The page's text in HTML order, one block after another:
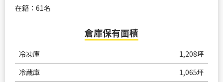
在籍：61名
倉庫保有面積
冷凍庫
1,208坪
冷蔵庫
1,065坪